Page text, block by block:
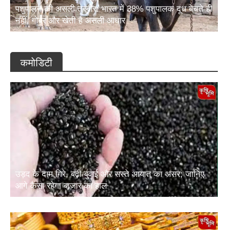
पशुपालन की असली तस्वीर: भारत में 38% पशुपालक दूध बेचते ही
नहीं, गोबर और खेती है असली आधार
कमोडिटी
उड़द के दाम गिरे, बढ़ी बुवाई और सस्ते आयात का असर; जानिए
आगे कैसा रहेगा बाजार का हाल